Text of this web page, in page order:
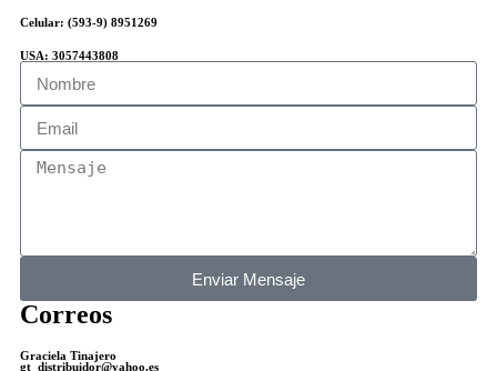
Celular: (593-9) 8951269
USA: 3057443808
Enviar Mensaje
Correos
Graciela Tinajero
gt_distribuidor@yahoo.es